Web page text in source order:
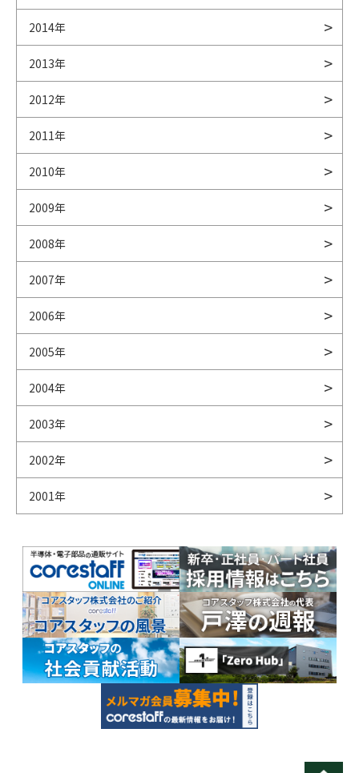
2014年
2013年
2012年
2011年
2010年
2009年
2008年
2007年
2006年
2005年
2004年
2003年
2002年
2001年